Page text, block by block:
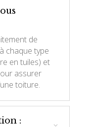
de
chaque type
en tuiles) et
assurer
toiture.
: